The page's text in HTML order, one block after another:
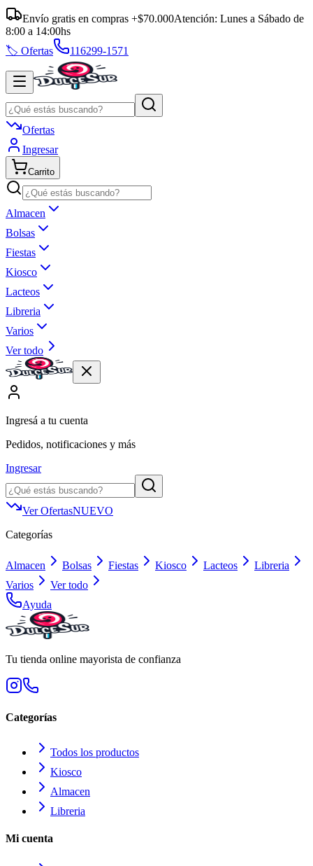
Envío gratis en compras +$70.000Atención: Lunes a Sábado de
8:00 a 14:00hs
🏷️ Ofertas
116299-1571
Ofertas
Ingresar
Carrito
Almacen
Bolsas
Fiestas
Kiosco
Lacteos
Libreria
Varios
Ver todo
Ingresá a tu cuenta
Pedidos, notificaciones y más
Ingresar
Ver OfertasNUEVO
Categorías
Almacen Bolsas Fiestas Kiosco Lacteos
Libreria
Varios
Ver todo
Ayuda
Tu tienda online mayorista de confianza
Categorías
Todos los productos
Kiosco
Almacen
Libreria
Mi cuenta